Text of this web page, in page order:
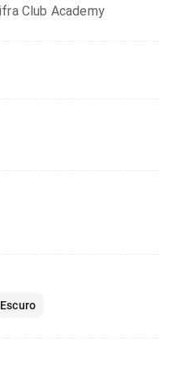
Club Academy
Escuro